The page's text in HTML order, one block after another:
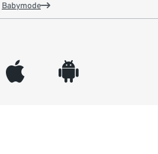
Babymode
appleinc android